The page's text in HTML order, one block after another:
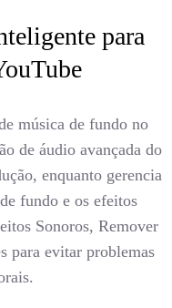
para
música de fundo no
de áudio avançada do
enquanto gerencia
fundo e os efeitos
Sonoros, Remover
para evitar problemas